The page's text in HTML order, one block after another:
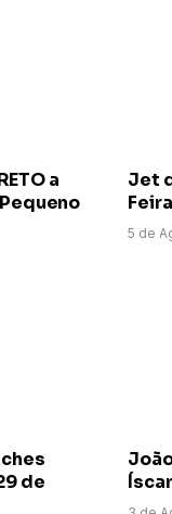
a
Jet
5 de
de
Íscar